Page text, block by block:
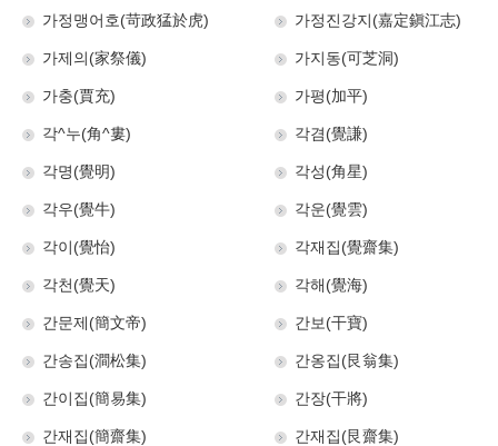
가정맹어호(苛政猛於虎) 가정진강지(嘉定鎭江志)
가제의(家祭儀) 가지동(可芝洞)
가충(賈充) 가평(加平)
각^누(角^婁) 각겸(覺謙)
각명(覺明) 각성(角星)
각우(覺牛) 각운(覺雲)
각이(覺怡) 각재집(覺齋集)
각천(覺天) 각해(覺海)
간문제(簡文帝) 간보(干寶)
간송집(澗松集) 간옹집(艮翁集)
간이집(簡易集) 간장(干將)
간재집(簡齋集) 간재집(艮齋集)